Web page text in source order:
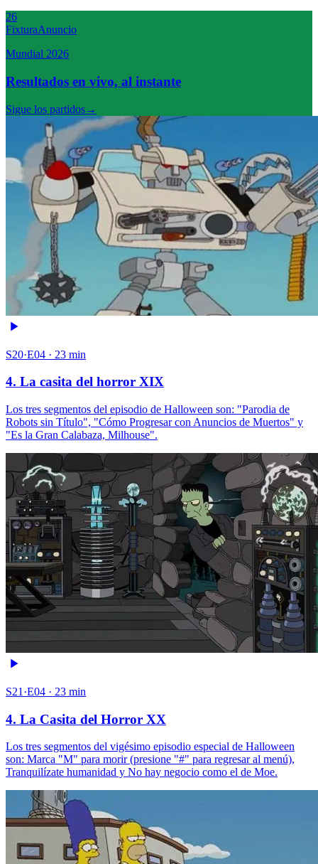
26
FixturaAnuncio
Mundial 2026
Resultados en vivo, al instante
Sigue los partidos→
S20·E04 · 23 min
4. La casita del horror XIX
Los tres segmentos del episodio de Halloween son: "Parodia de
Robots sin Título", "Cómo Progresar con Anuncios de Muertos" y
"Es la Gran Calabaza, Milhouse".
S21·E04 · 23 min
4. La Casita del Horror XX
Los tres segmentos del vigésimo episodio especial de Halloween
son: Marca "M" para morir (presione "#" para regresar al menú),
Tranquilízate humanidad y No hay negocio como el de Moe.